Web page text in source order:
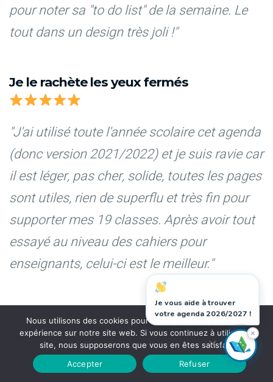
Je vous aide à trouver
votre agenda 2026/2027 !
×
pour noter sa "to do list" de la semaine. Le
tout dans un design très joli !"
Je le rachète les yeux fermés
"J'ai utilisé toute l'année scolaire cet agenda
(donc version 2021/2022) et je suis ravie car
il est léger, pas cher, solide, toutes les pages
sont utiles, rien de superflu et très fin pour
supporter mes 19 classes. Après avoir tout
essayé au niveau des cahiers pour
enseignants, celui-ci est le meilleur."
Découvrez toutes les collections sur les autres sites
Nous utilisons des cookies pour vous garantir la meilleure
expérience sur notre site web. Si vous continuez à utiliser ce
site, nous supposerons que vous en êtes satisfait.
Accepter
Refuser